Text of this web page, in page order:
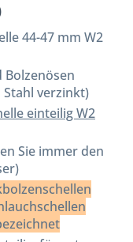
44-47 mm W2
Bolzenösen
Stahl verzinkt)
einteilig W2
Sie immer den